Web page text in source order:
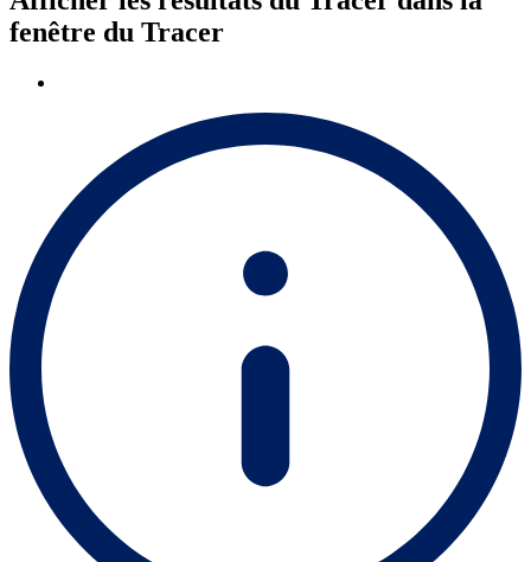
fenêtre du Tracer